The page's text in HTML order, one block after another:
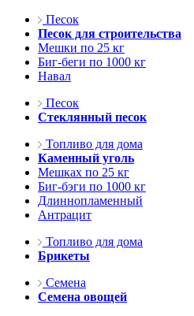
Песок
Песок для строительства
Мешки по 25 кг
Биг-беги по 1000 кг
Навал
Песок
Стеклянный песок
Топливо для дома
Каменный уголь
Мешках по 25 кг
Биг-бэги по 1000 кг
Длиннопламенный
Антрацит
Топливо для дома
Брикеты
Семена
Семена овощей